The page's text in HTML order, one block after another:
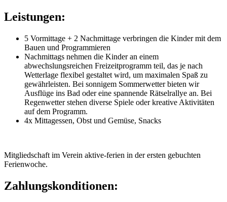
Leistungen:
5 Vormittage + 2 Nachmittage verbringen die Kinder mit dem
Bauen und Programmieren
Nachmittags nehmen die Kinder an einem
abwechslungsreichen Freizeitprogramm teil, das je nach
Wetterlage flexibel gestaltet wird, um maximalen Spaß zu
gewährleisten. Bei sonnigem Sommerwetter bieten wir
Ausflüge ins Bad oder eine spannende Rätselrallye an. Bei
Regenwetter stehen diverse Spiele oder kreative Aktivitäten
auf dem Programm.
4x Mittagessen, Obst und Gemüse, Snacks
Mitgliedschaft im Verein aktive-ferien in der ersten gebuchten
Ferienwoche.
Zahlungskonditionen: